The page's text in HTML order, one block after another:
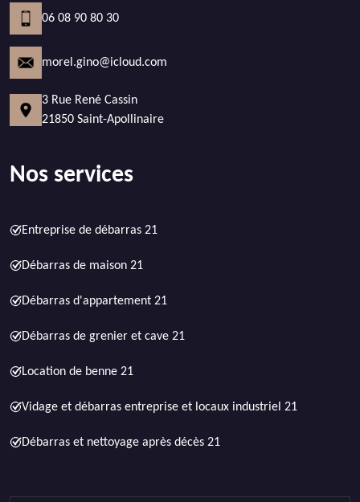
06 08 90 80 30
morel.gino@icloud.com
3 Rue René Cassin
21850 Saint-Apollinaire
Nos services
Entreprise de débarras 21
Débarras de maison 21
Débarras d'appartement 21
Débarras de grenier et cave 21
Location de benne 21
Vidage et débarras entreprise et locaux industriel 21
Débarras et nettoyage après décès 21